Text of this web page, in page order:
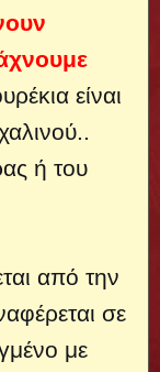
είναι
ή του
από την
σε
με